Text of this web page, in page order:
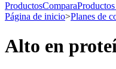
ProductosCompara
Página de inicio>Planes de
Alto en